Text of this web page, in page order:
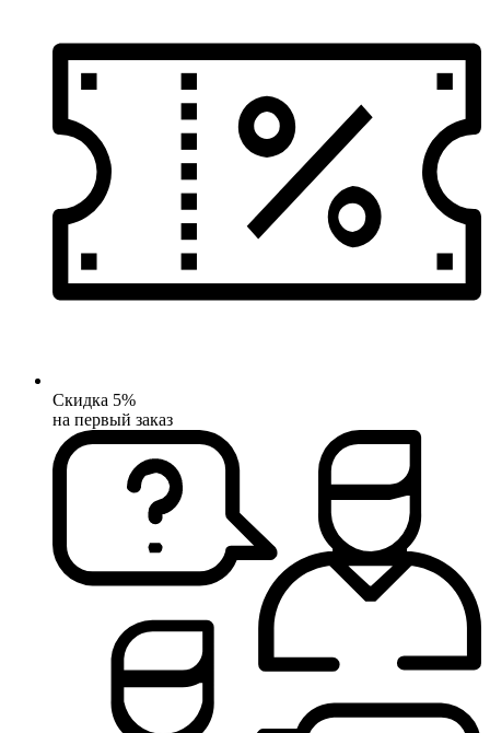
Скидка 5%
на первый заказ